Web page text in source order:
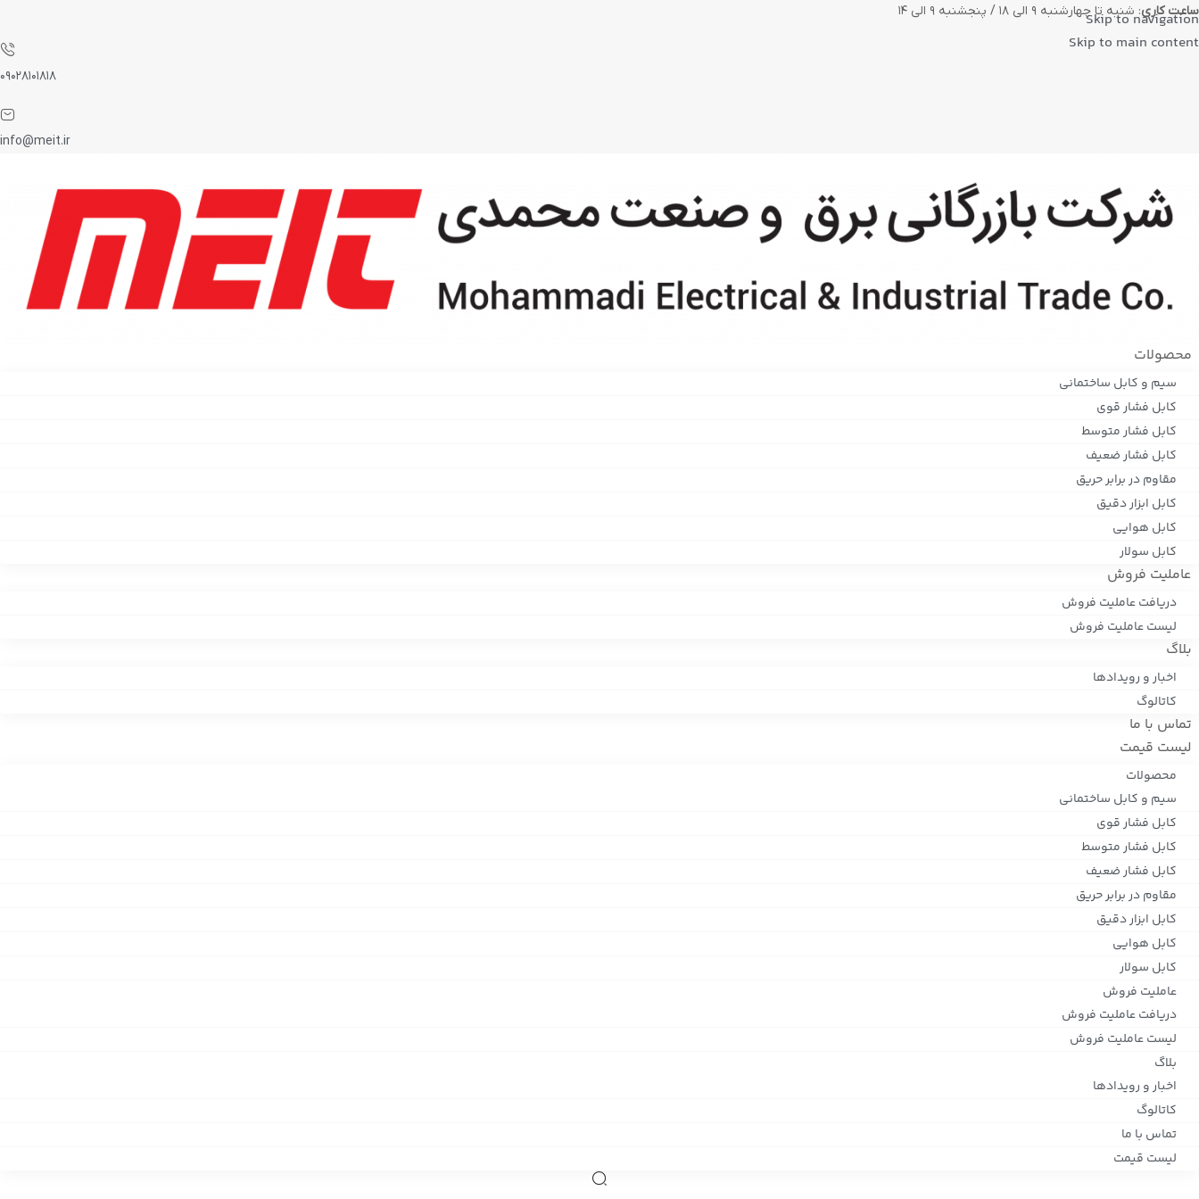
Skip to navigation
Skip to main content
ساعت کاری: شنبه تا چهارشنبه ۹ الی ۱۸ / پنجشنبه ۹ الی ۱۴
۰۹۰۲۸۱۰۱۸۱۸
info@meit.ir
محصولات
سیم و کابل ساختمانی
کابل فشار قوی
کابل فشار متوسط
کابل فشار ضعیف
مقاوم در برابر حریق
کابل ابزار دقیق
کابل هوایی
کابل سولار
عاملیت فروش
دریافت عاملیت فروش
لیست عاملیت فروش
بلاگ
اخبار و رویدادها
کاتالوگ
تماس با ما
لیست قیمت
محصولات
سیم و کابل ساختمانی
کابل فشار قوی
کابل فشار متوسط
کابل فشار ضعیف
مقاوم در برابر حریق
کابل ابزار دقیق
کابل هوایی
کابل سولار
عاملیت فروش
دریافت عاملیت فروش
لیست عاملیت فروش
بلاگ
اخبار و رویدادها
کاتالوگ
تماس با ما
لیست قیمت